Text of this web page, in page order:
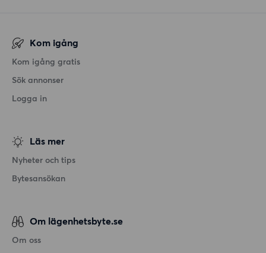
Kom igång
Kom igång gratis
Sök annonser
Logga in
Läs mer
Nyheter och tips
Bytesansökan
Om lägenhetsbyte.se
Om oss